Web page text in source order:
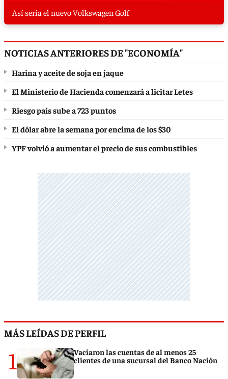
Así sería el nuevo Volkswagen Golf
NOTICIAS ANTERIORES DE "ECONOMÍA"
Harina y aceite de soja en jaque
El Ministerio de Hacienda comenzará a licitar Letes
Riesgo país sube a 723 puntos
El dólar abre la semana por encima de los $30
YPF volvió a aumentar el precio de sus combustibles
MÁS LEÍDAS DE PERFIL
1
Vaciaron las cuentas de al menos 25
clientes de una sucursal del Banco Nación